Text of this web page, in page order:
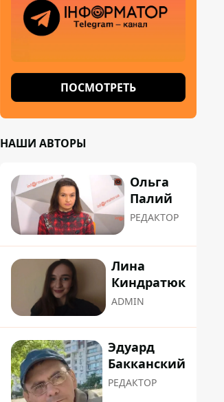
ПОСМОТРЕТЬ
НАШИ АВТОРЫ
Ольга
Палий
РЕДАКТОР
Лина
Киндратюк
ADMIN
Эдуард
Бакканский
РЕДАКТОР